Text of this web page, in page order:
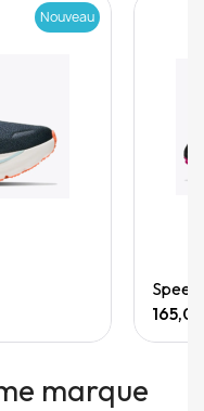
Nouveau
marque